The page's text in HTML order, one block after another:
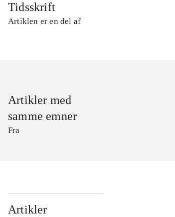
Tidsskrift
Artiklen er en del af
Artikler med
samme emner
Fra
Artikler